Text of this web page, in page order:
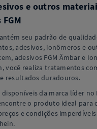
e outros
seu padrão de
adesivos, ionômeros e
adesivos FGM Âmbar e
você realiza tratamentos
resultados duradouros.
disponíveis da marca líder no
o produto ideal para
e condições